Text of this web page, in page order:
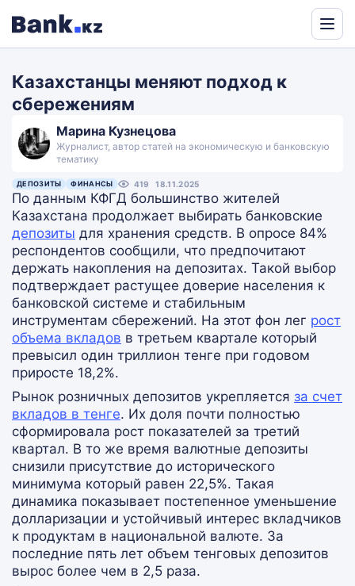
Translate
Казахстанцы меняют подход к
сбережениям
Марина Кузнецова
Журналист, автор статей на экономическую и банковскую
тематику
ДЕПОЗИТЫ ФИНАНСЫ 419 18.11.2025
По данным КФГД большинство жителей
Казахстана продолжает выбирать банковские
депозиты для хранения средств. В опросе 84%
респондентов сообщили, что предпочитают
держать накопления на депозитах. Такой выбор
подтверждает растущее доверие населения к
банковской системе и стабильным
инструментам сбережений. На этот фон лег рост
объема вкладов в третьем квартале который
превысил один триллион тенге при годовом
приросте 18,2%.
Рынок розничных депозитов укрепляется за счет
вкладов в тенге. Их доля почти полностью
сформировала рост показателей за третий
квартал. В то же время валютные депозиты
снизили присутствие до исторического
минимума который равен 22,5%. Такая
динамика показывает постепенное уменьшение
долларизации и устойчивый интерес вкладчиков
к продуктам в национальной валюте. За
последние пять лет объем тенговых депозитов
вырос более чем в 2,5 раза.